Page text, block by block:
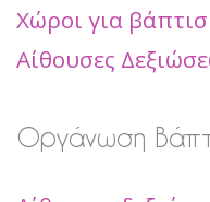
Χώροι για
Αίθουσες
Οργάνωση